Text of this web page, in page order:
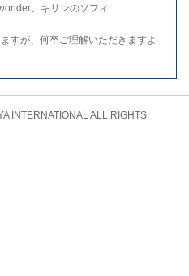
、キリンのソフィ
すが、何卒ご理解いただきますよ